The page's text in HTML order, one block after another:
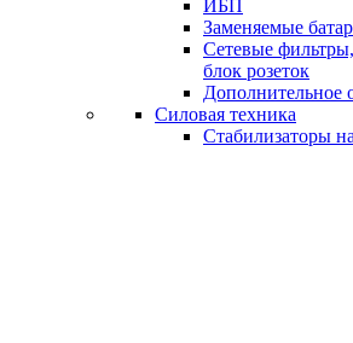
ИБП
Заменяемые
Сетевые
блок розеток
Дополнительное
Силовая техника
Стабилизаторы